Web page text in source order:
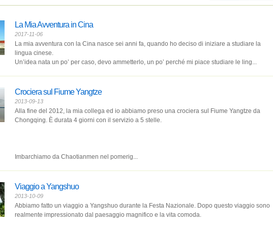
La Mia Avventura in Cina
2017-11-06
La mia avventura con la Cina nasce sei anni fa, quando ho deciso di iniziare a studiare la
lingua cinese.
Un’idea nata un po’ per caso, devo ammetterlo, un po’ perché mi piace studiare le ling...
Crociera sul Fiume Yangtze
2013-09-13
Alla fine del 2012, la mia collega ed io abbiamo preso una crociera sul Fiume Yangtze da
Chongqing. È durata 4 giorni con il servizio a 5 stelle.
Imbarchiamo da Chaotianmen nel pomerig...
Viaggio a Yangshuo
2013-10-09
Abbiamo fatto un viaggio a Yangshuo durante la Festa Nazionale. Dopo questo viaggio sono
realmente impressionato dal paesaggio magnifico e la vita comoda.